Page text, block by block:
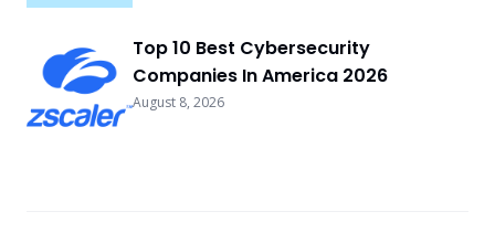
Top 10 Best Cybersecurity
Companies In America 2026
August 8, 2026